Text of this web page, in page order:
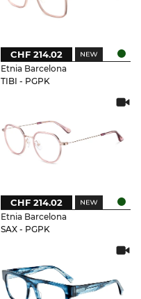
Etnia Barcelona
TIBI - PGPK
CHF 214.02
Etnia Barcelona
SAX - PGPK
CHF 214.02